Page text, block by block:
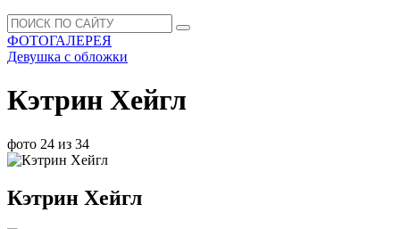
ФОТОГАЛЕРЕЯ
Девушка с обложки
Кэтрин Хейгл
фото 24 из 34
Кэтрин Хейгл